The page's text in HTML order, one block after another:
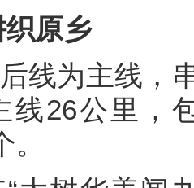
原乡
线为主线，
线26公里，